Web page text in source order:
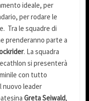
ideale, per
per rodare le
Tra le squadre di
prenderanno parte a
. La squadra
si presenterà
con tutto
nuovo leader
Greta Seiwald,